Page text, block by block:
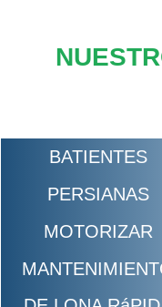
BATIENTES
PERSIANAS
MOTORIZAR